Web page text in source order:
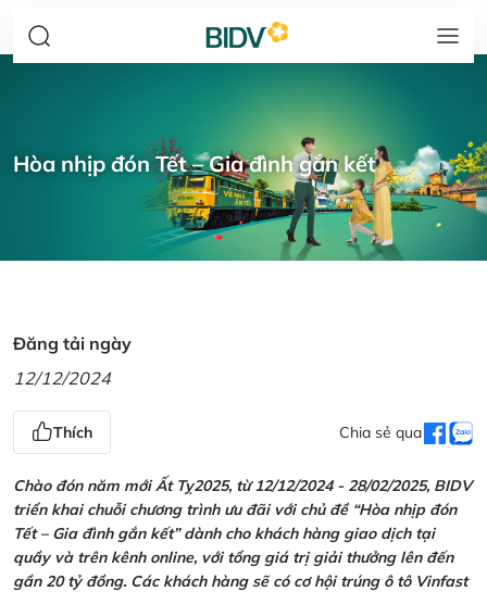
Hòa nhịp đón Tết – Gia đình gắn kết
Đăng tải ngày
12/12/2024
Thích Chia sẻ qua
Chào đón năm mới Ất Tỵ2025, từ 12/12/2024 - 28/02/2025, BIDV
triển khai chuỗi chương trình ưu đãi với chủ đề “Hòa nhịp đón
Tết – Gia đình gắn kết” dành cho khách hàng giao dịch tại
quầy và trên kênh online, với tổng giá trị giải thưởng lên đến
gần 20 tỷ đồng. Các khách hàng sẽ có cơ hội trúng ô tô Vinfast